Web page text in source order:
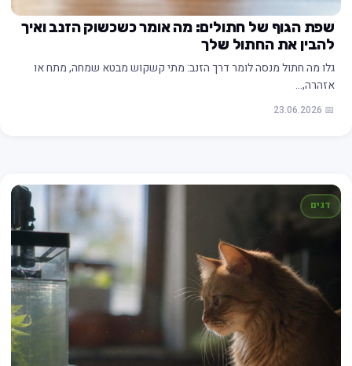
שפת הגוף של חתולים: מה אומר כשכשוק הזנב ואיך
להבין את החתול שלך
גלו מה חתול מנסה לומר דרך הזנב: מתי קשקוש מבטא שמחה, מתח או
אזהרה,…
📅 23.06.2026
דגים